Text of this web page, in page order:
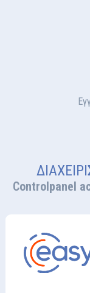
Controlpanel